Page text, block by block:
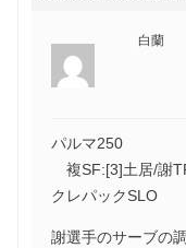
白蘭
パルマ250
複SF:[3]土居/謝
クレパックSLO
謝選手のサーブの